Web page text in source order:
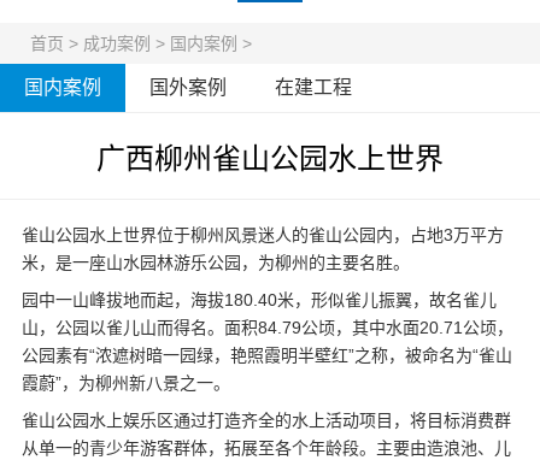
首页 > 成功案例 > 国内案例 >
国内案例 国外案例 在建工程
广西柳州雀山公园水上世界
雀山公园水上世界位于柳州风景迷人的雀山公园内，占地3万平方
米，是一座山水园林游乐公园，为柳州的主要名胜。
园中一山峰拔地而起，海拔180.40米，形似雀儿振翼，故名雀儿
山，公园以雀儿山而得名。面积84.79公顷，其中水面20.71公顷，
公园素有“浓遮树暗一园绿，艳照霞明半壁红”之称，被命名为“雀山
霞蔚”，为柳州新八景之一。
雀山公园水上娱乐区通过打造齐全的水上活动项目，将目标消费群
从单一的青少年游客群体，拓展至各个年龄段。主要由造浪池、儿